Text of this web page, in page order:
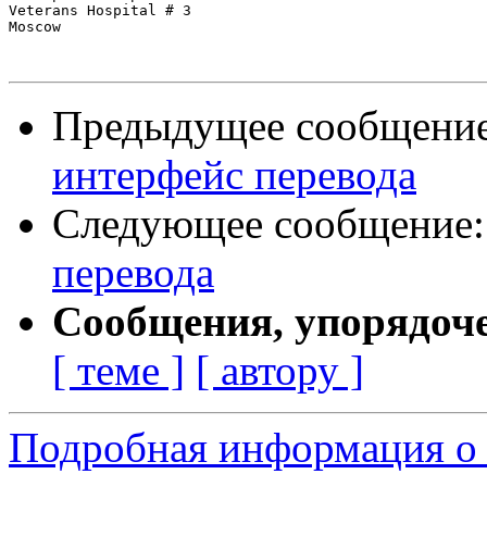
Veterans Hospital # 3
Moscow
Предыдущее
интерфейс перевода
Следующее
перевода
Сообщения,
[ теме ] [ автору ]
Подробная информация о